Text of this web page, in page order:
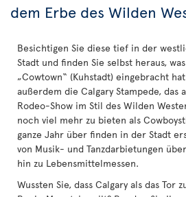
dem Erbe des Wilden
Besichtigen Sie diese tief in der
Stadt und finden Sie selbst heraus,
„Cowtown“ (Kuhstadt) eingebracht
außerdem die Calgary Stampede,
Rodeo-Show im Stil des Wilden
noch viel mehr zu bieten als
ganze Jahr über finden in der Stadt
von Musik- und Tanzdarbietungen
hin zu Lebensmittelmessen.
Wussten Sie, dass Calgary als das Tor